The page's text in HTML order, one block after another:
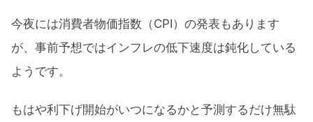
今夜には消費者物価指数（CPI）の発表もあります
が、事前予想ではインフレの低下速度は鈍化している
ようです。
もはや利下げ開始がいつになるかと予測するだけ無駄